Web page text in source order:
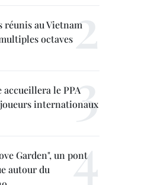
réunis au Vietnam
octaves
le PPA
joueurs internationaux
Garden", un pont
autour du